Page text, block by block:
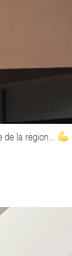
de la région…